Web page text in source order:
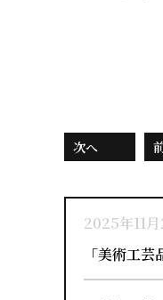
次へ
2025年11
「美術工